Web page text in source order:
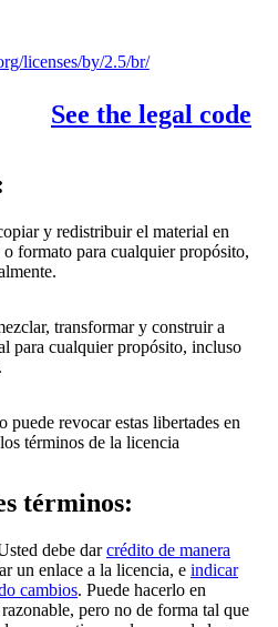
licenses/by/2.5/br/
See the legal code
y redistribuir el material en
formato para cualquier propósito,
transformar y construir a
para cualquier propósito, incluso
puede revocar estas libertades en
términos de la licencia
términos:
debe darcrédito de manera
un enlace a la licencia, e indicar
cambios. Puede hacerlo en
pero no de forma tal que